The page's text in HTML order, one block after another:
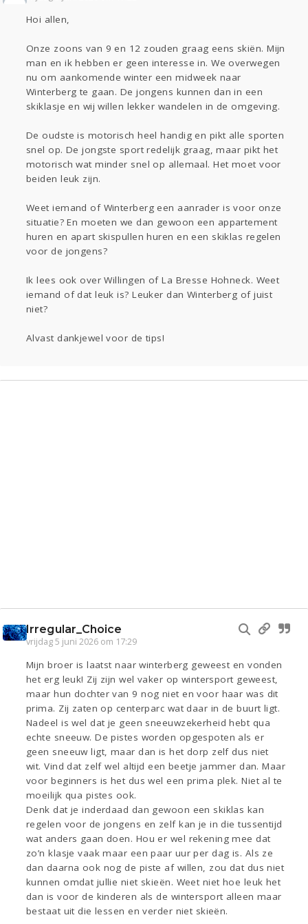
Gevraagd
Hoi allen,
Onze zoons van 9 en 12 zouden graag eens skiën. Mijn
man en ik hebben er geen interesse in. We overwegen
nu om aankomende winter een midweek naar
Winterberg te gaan. De jongens kunnen dan in een
skiklasje en wij willen lekker wandelen in de omgeving.
De oudste is motorisch heel handig en pikt alle sporten
snel op. De jongste sport redelijk graag, maar pikt het
motorisch wat minder snel op allemaal. Het moet voor
beiden leuk zijn.
Weet iemand of Winterberg een aanrader is voor onze
situatie? En moeten we dan gewoon een appartement
huren en apart skispullen huren en een skiklas regelen
voor de jongens?
Ik lees ook over Willingen of La Bresse Hohneck. Weet
iemand of dat leuk is? Leuker dan Winterberg of juist
niet?
Alvast dankjewel voor de tips!
Irregular_Choice
vrijdag 5 juni 2026 om 17:29
Mijn broer is laatst naar winterberg geweest en vonden
het erg leuk! Zij zijn wel vaker op wintersport geweest,
maar hun dochter van 9 nog niet en voor haar was dit
prima. Zij zaten op centerparc wat daar in de buurt ligt.
Nadeel is wel dat je geen sneeuwzekerheid hebt qua
echte sneeuw. De pistes worden opgespoten als er
geen sneeuw ligt, maar dan is het dorp zelf dus niet
wit. Vind dat zelf wel altijd een beetje jammer dan. Maar
voor beginners is het dus wel een prima plek. Niet al te
moeilijk qua pistes ook.
Denk dat je inderdaad dan gewoon een skiklas kan
regelen voor de jongens en zelf kan je in die tussentijd
wat anders gaan doen. Hou er wel rekening mee dat
zo’n klasje vaak maar een paar uur per dag is. Als ze
dan daarna ook nog de piste af willen, zou dat dus niet
kunnen omdat jullie niet skieën. Weet niet hoe leuk het
dan is voor de kinderen als de wintersport alleen maar
bestaat uit die lessen en verder niet skieën.